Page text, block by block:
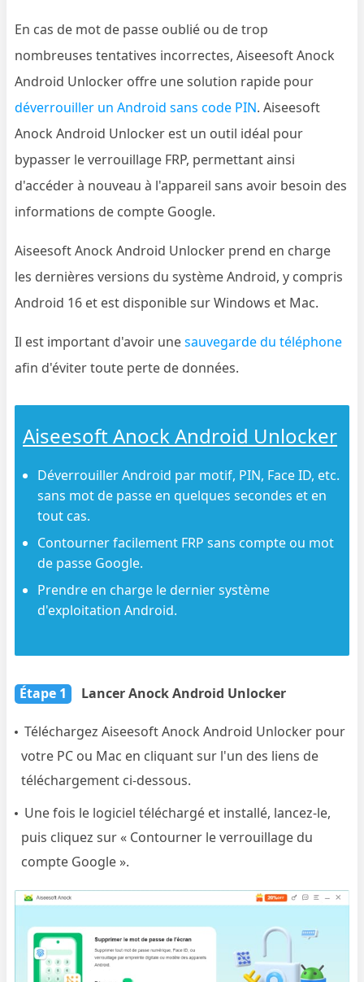
En cas de mot de passe oublié ou de trop
nombreuses tentatives incorrectes, Aiseesoft Anock
Android Unlocker offre une solution rapide pour
déverrouiller un Android sans code PIN. Aiseesoft
Anock Android Unlocker est un outil idéal pour
bypasser le verrouillage FRP, permettant ainsi
d'accéder à nouveau à l'appareil sans avoir besoin des
informations de compte Google.
Aiseesoft Anock Android Unlocker prend en charge
les dernières versions du système Android, y compris
Android 16 et est disponible sur Windows et Mac.
Il est important d'avoir unesauvegarde du téléphone
afin d'éviter toute perte de données.
Aiseesoft Anock Android Unlocker
Déverrouiller Android par motif, PIN, Face ID, etc.
sans mot de passe en quelques secondes et en
tout cas.
Contourner facilement FRP sans compte ou mot
de passe Google.
Prendre en charge le dernier système
d'exploitation Android.
Étape 1 Lancer Anock Android Unlocker
Téléchargez Aiseesoft Anock Android Unlocker pour
votre PC ou Mac en cliquant sur l'un des liens de
téléchargement ci-dessous.
Une fois le logiciel téléchargé et installé, lancez-le,
puis cliquez sur « Contourner le verrouillage du
compte Google ».